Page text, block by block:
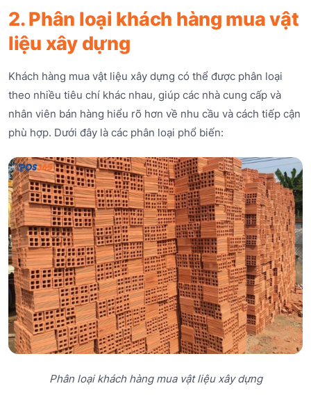
2. Phân loại khách hàng mua vật
liệu xây dựng
Khách hàng mua vật liệu xây dựng có thể được phân loại
theo nhiều tiêu chí khác nhau, giúp các nhà cung cấp và
nhân viên bán hàng hiểu rõ hơn về nhu cầu và cách tiếp cận
phù hợp. Dưới đây là các phân loại phổ biến:
Phân loại khách hàng mua vật liệu xây dựng